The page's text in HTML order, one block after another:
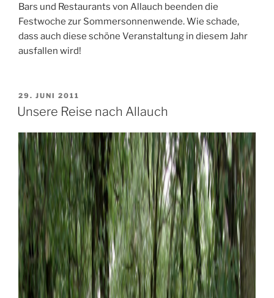
Bars und Restaurants von Allauch beenden die
Festwoche zur Sommersonnenwende. Wie schade,
dass auch diese schöne Veranstaltung in diesem Jahr
ausfallen wird!
VERÖFFENTLICHT
AM
29. JUNI 2011
Unsere Reise nach Allauch